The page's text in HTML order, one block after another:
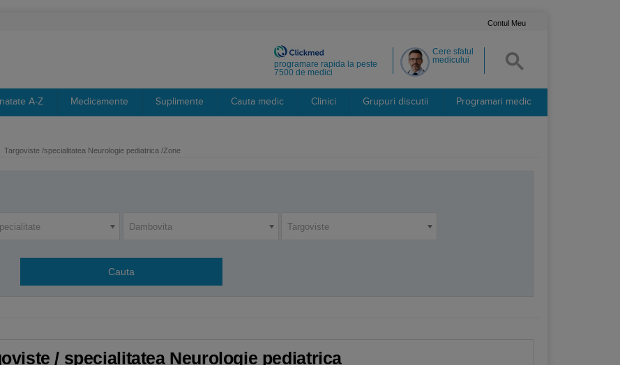
Contul Meu
Cere sfatul
medicului
programare rapida la peste
7500 de medici
A-Z Medicamente Suplimente Cauta medic Clinici Grupuri discutii Programari medic
Targoviste /specialitatea Neurologie pediatrica /Zone
Dambovita Targoviste
/ specialitatea Neurologie pediatrica